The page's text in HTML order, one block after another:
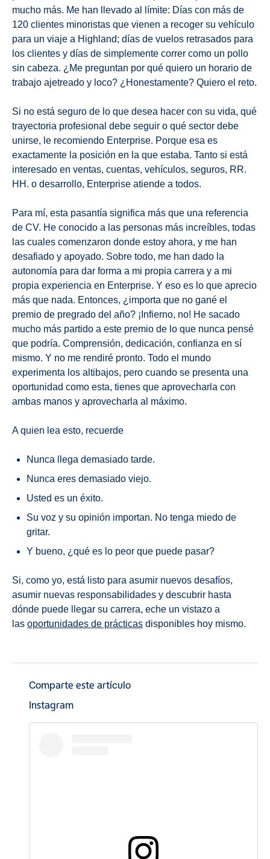
mucho más. Me han llevado al límite: Días con más de
120 clientes minoristas que vienen a recoger su vehículo
para un viaje a Highland; días de vuelos retrasados para
los clientes y días de simplemente correr como un pollo
sin cabeza. ¿Me preguntan por qué quiero un horario de
trabajo ajetreado y loco? ¿Honestamente? Quiero el reto.
Si no está seguro de lo que desea hacer con su vida, qué
trayectoria profesional debe seguir o qué sector debe
unirse, le recomiendo Enterprise. Porque esa es
exactamente la posición en la que estaba. Tanto si está
interesado en ventas, cuentas, vehículos, seguros, RR.
HH. o desarrollo, Enterprise atiende a todos.
Para mí, esta pasantía significa más que una referencia
de CV. He conocido a las personas más increíbles, todas
las cuales comenzaron donde estoy ahora, y me han
desafiado y apoyado. Sobre todo, me han dado la
autonomía para dar forma a mi propia carrera y a mi
propia experiencia en Enterprise. Y eso es lo que aprecio
más que nada. Entonces, ¿importa que no gané el
premio de pregrado del año? ¡Infierno, no! He sacado
mucho más partido a este premio de lo que nunca pensé
que podría. Comprensión, dedicación, confianza en sí
mismo. Y no me rendiré pronto. Todo el mundo
experimenta los altibajos, pero cuando se presenta una
oportunidad como esta, tienes que aprovecharla con
ambas manos y aprovecharla al máximo.
A quien lea esto, recuerde
Nunca llega demasiado tarde.
Nunca eres demasiado viejo.
Usted es un éxito.
Su voz y su opinión importan. No tenga miedo de
gritar.
Y bueno, ¿qué es lo peor que puede pasar?
Si, como yo, está listo para asumir nuevos desafíos,
asumir nuevas responsabilidades y descubrir hasta
dónde puede llegar su carrera, eche un vistazo a
las oportunidades de prácticas disponibles hoy mismo.
Comparte este artículo
Instagram